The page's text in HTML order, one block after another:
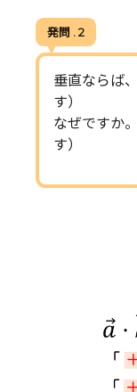
発問 . 2
垂直ならば
す）
なぜですか
す）